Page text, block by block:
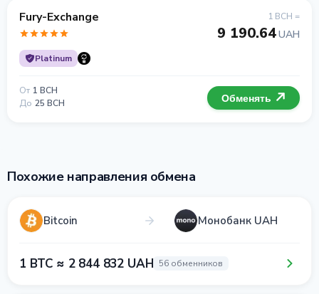
Fury-Exchange
Platinum
1 BCH =
9 190.64UAH
От 1 BCH
До 25 BCH Обменять
Похожие направления обмена
Bitcoin Монобанк UAH
1 BTC ≈ 2 844 832 UAH 56 обменников